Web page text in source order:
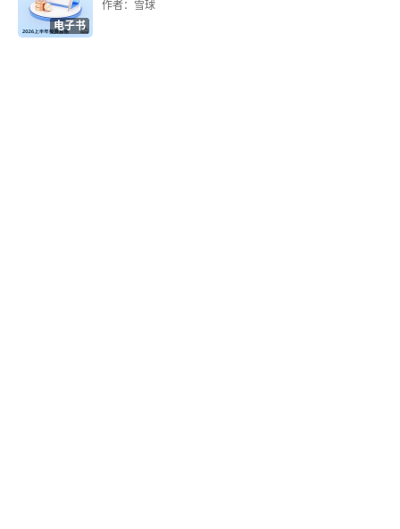
电子书
作者：雪球